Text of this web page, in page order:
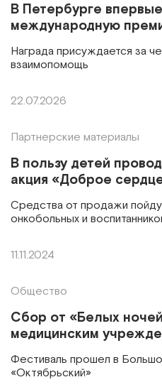
В Петербурге
международную
Награда присуждается за
взаимопомощь
22.07.2026
Партнерские материалы
В пользу детей
акция «Доброе
Средства от продажи
онкобольных и
11.11.2024
Общество
Сбор от «Белых
медицинским
Фестиваль прошел в
«Октябрьский»